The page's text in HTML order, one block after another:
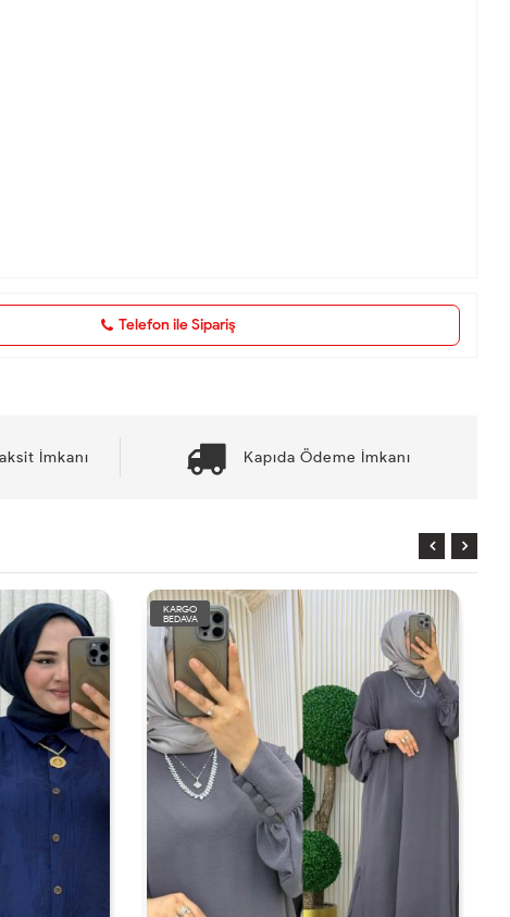
Telefon ile Sipariş
İmkanı Kapıda Ödeme İmkanı
KARGO
BEDAVA